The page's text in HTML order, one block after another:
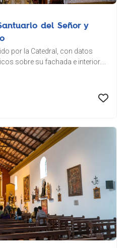
del Señor y
por la Catedral, con datos
sobre su fachada e interior....